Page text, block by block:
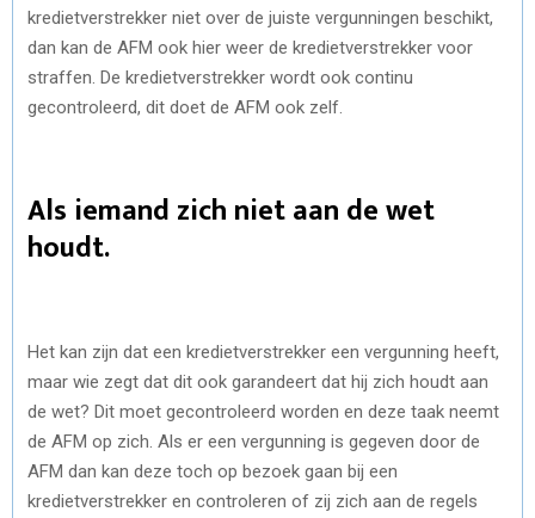
kredietverstrekker niet over de juiste vergunningen beschikt,
dan kan de AFM ook hier weer de kredietverstrekker voor
straffen. De kredietverstrekker wordt ook continu
gecontroleerd, dit doet de AFM ook zelf.
Als iemand zich niet aan de wet
houdt.
Het kan zijn dat een kredietverstrekker een vergunning heeft,
maar wie zegt dat dit ook garandeert dat hij zich houdt aan
de wet? Dit moet gecontroleerd worden en deze taak neemt
de AFM op zich. Als er een vergunning is gegeven door de
AFM dan kan deze toch op bezoek gaan bij een
kredietverstrekker en controleren of zij zich aan de regels